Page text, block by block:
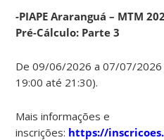
-PIAPE Araranguá – MTM
Pré-Cálculo: Parte 3
De 09/06/2026 a 07/07/2026
19:00 até 21:30).
Mais informações e
inscrições: https://